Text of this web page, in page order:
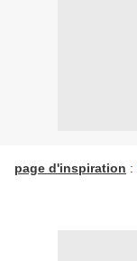
page d'inspiration :